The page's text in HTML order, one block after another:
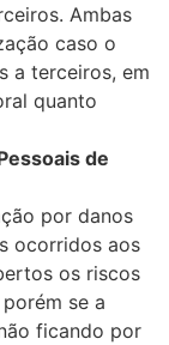
Ambas
caso o
a terceiros, em
quanto
de
por danos
ocorridos aos
os riscos
se a
ficando por